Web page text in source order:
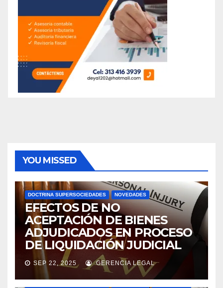
YOU MISSED
DOCTRINA SUPERSOCIEDADES NOVEDADES
EFECTOS DE NO
ACEPTACIÓN DE BIENES
ADJUDICADOS EN PROCESO
DE LIQUIDACIÓN JUDICIAL
SEP 22, 2025 GERENCIA LEGAL
ASAMBLEAS ACCIONISTAS DIVIDENDOS